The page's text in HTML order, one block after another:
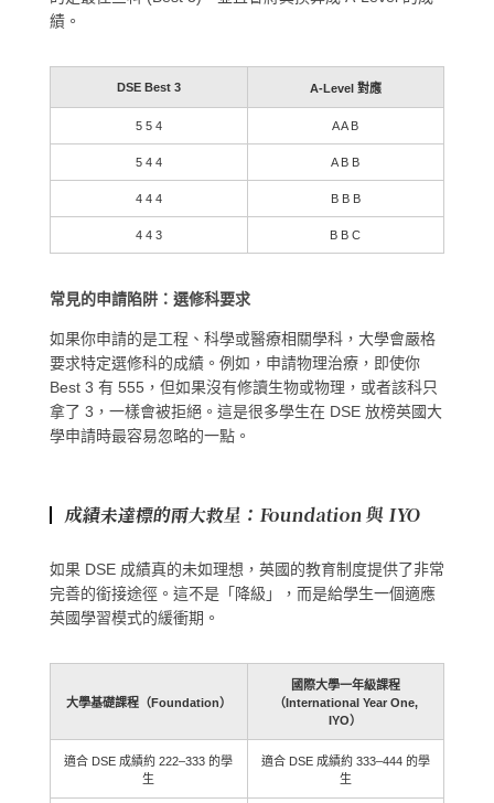
績。
DSE Best 3 A-Level 對應
5 5 4 A A B
5 4 4 A B B
4 4 4 B B B
4 4 3 B B C
常見的申請陷阱：選修科要求
如果你申請的是工程、科學或醫療相關學科，大學會嚴格
要求特定選修科的成績。例如，申請物理治療，即使你
Best 3 有 555，但如果沒有修讀生物或物理，或者該科只
拿了 3，一樣會被拒絕。這是很多學生在 DSE 放榜英國大
學申請時最容易忽略的一點。
成績未達標的兩大救星：Foundation 與 IYO
如果 DSE 成績真的未如理想，英國的教育制度提供了非常
完善的銜接途徑。這不是「降級」，而是給學生一個適應
英國學習模式的緩衝期。
大學基礎課程（Foundation）
國際大學一年級課程
（International Year One,
IYO）
適合 DSE 成績約 222–333 的學
生
適合 DSE 成績約 333–444 的學
生